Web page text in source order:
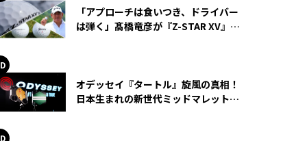
「アプローチは食いつき、ドライバー
は弾く」髙橋竜彦が『Z-STAR XV』を
オデッセイ『タートル』旋風の真相！
日本生まれの新世代ミッドマレットが